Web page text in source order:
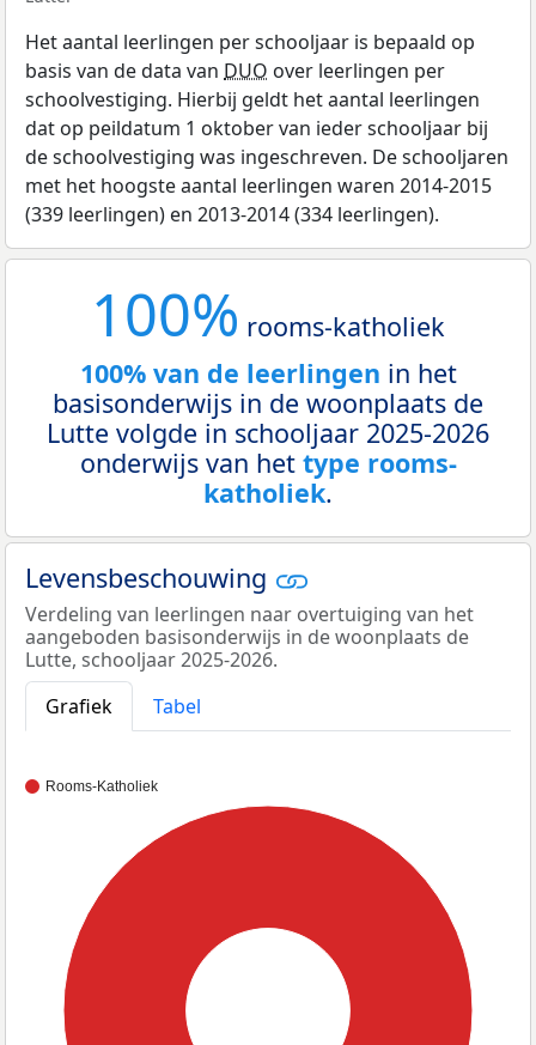
Het aantal leerlingen per schooljaar is bepaald op
basis van de data van DUO over leerlingen per
schoolvestiging. Hierbij geldt het aantal leerlingen
dat op peildatum 1 oktober van ieder schooljaar bij
de schoolvestiging was ingeschreven. De schooljaren
met het hoogste aantal leerlingen waren 2014-2015
(339 leerlingen) en 2013-2014 (334 leerlingen).
100% rooms-katholiek
100% van de leerlingen in het
basisonderwijs in de woonplaats de
Lutte volgde in schooljaar 2025-2026
onderwijs van het type rooms-
katholiek.
Levensbeschouwing
Verdeling van leerlingen naar overtuiging van het
aangeboden basisonderwijs in de woonplaats de
Lutte, schooljaar 2025-2026.
Grafiek
Tabel
Rooms-Katholiek